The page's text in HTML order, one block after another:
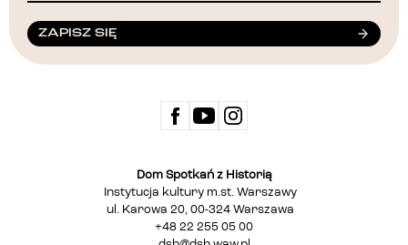
ZAPISZ SIĘ
Dom Spotkań z Historią
Instytucja kultury m.st. Warszawy
ul. Karowa 20, 00-324 Warszawa
+48 22 255 05 00